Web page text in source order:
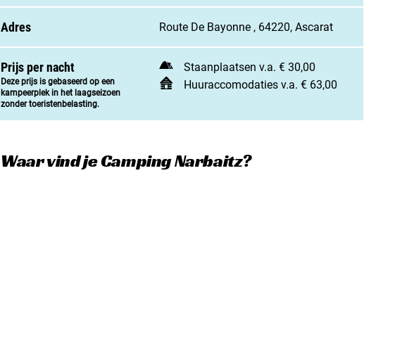
Meld mijn camping aan
Contact opnemen
Adres Route De Bayonne , 64220, Ascarat
Prijs per nacht
Deze prijs is gebaseerd op een
kampeerplek in het laagseizoen
zonder toeristenbelasting.
Staanplaatsen v.a. € 30,00
Huuraccomodaties v.a. € 63,00
Waar vind je Camping Narbaitz?